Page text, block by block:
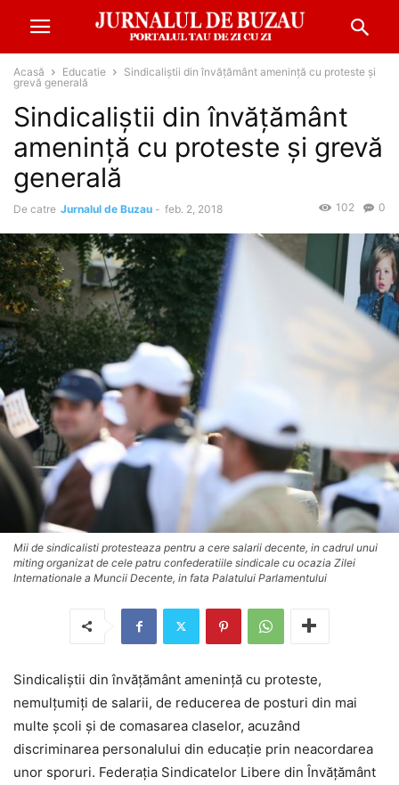
Acasă Educatie
Sindicaliştii din învăţământ ameninţă cu proteste şi
grevă generală
Sindicaliştii din învăţământ
ameninţă cu proteste şi grevă
generală
De catre Jurnalul de Buzau - feb. 2, 2018 0
102
Mii de sindicalisti protesteaza pentru a cere salarii decente, in cadrul unui
miting organizat de cele patru confederatiile sindicale cu ocazia Zilei
Internationale a Muncii Decente, in fata Palatului Parlamentului
Sindicaliştii din învăţământ ameninţă cu proteste,
nemulţumiţi de salarii, de reducerea de posturi din mai
multe şcoli şi de comasarea claselor, acuzând
discriminarea personalului din educaţie prin neacordarea
unor sporuri. Federaţia Sindicatelor Libere din Învăţământ